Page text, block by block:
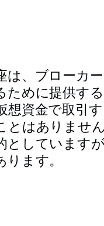
は、ブローカ
ために提供す
想資金で取引
とはありませ
としています
ります。